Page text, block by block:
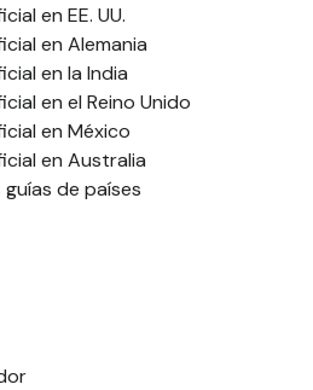
en EE. UU.
en Alemania
en la India
en el Reino Unido
en México
en Australia
de países